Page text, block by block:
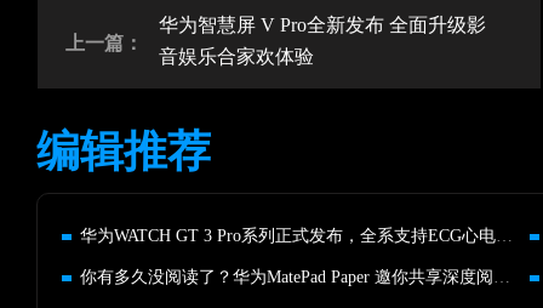
上一篇：
华为智慧屏 V Pro全新发布 全面升级影
音娱乐合家欢体验
编辑推荐
华为WATCH GT 3 Pro系列正式发布，全系支持ECG心电分析
你有多久没阅读了？华为MatePad Paper 邀你共享深度阅读的乐趣